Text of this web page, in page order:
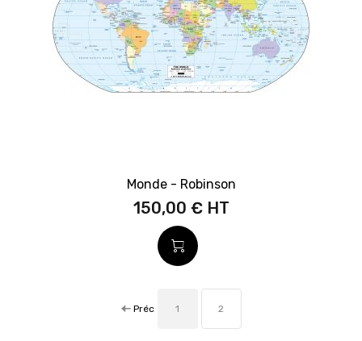
Monde - Robinson
150,00 €
Préc 1 2